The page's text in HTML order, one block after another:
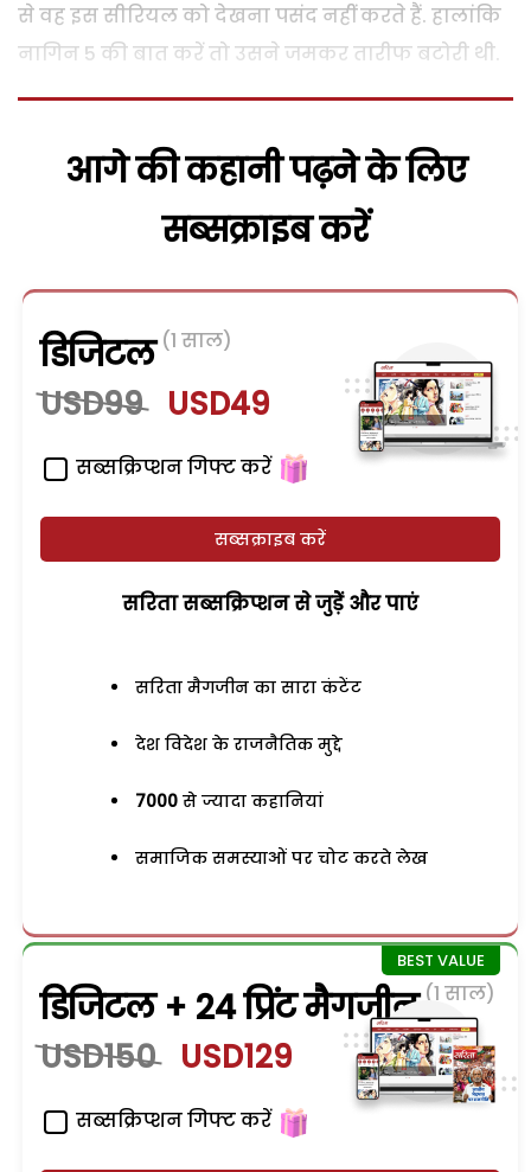
से वह इस सीरियल को देखना पसंद नहीं करते हैं. हालांकि
नागिन 5 की बात करें तो उसने जमकर तारीफ बटोरी थी.
आगे की कहानी पढ़ने के लिए
सब्सक्राइब करें
डिजिटल (1 साल)
USD99 USD49
सब्सक्रिप्शन गिफ्ट करें
सब्सक्राइब करें
सरिता सब्सक्रिप्शन से जुड़ेें और पाएं
सरिता मैगजीन का सारा कंटेंट
देश विदेश के राजनैतिक मुद्दे
7000 से ज्यादा कहानियां
समाजिक समस्याओं पर चोट करते लेख
डिजिटल + 24 प्रिंट मैगजीन (1 साल)
USD150 USD129
सब्सक्रिप्शन गिफ्ट करें